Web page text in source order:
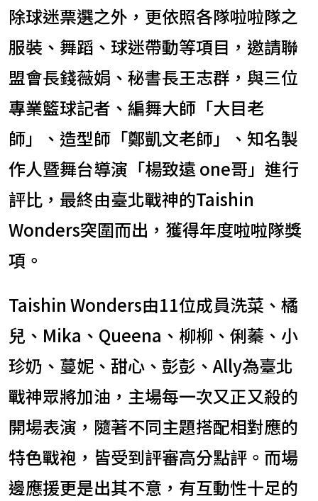
除球迷票選之外，更依照各隊啦啦隊之
服裝、舞蹈、球迷帶動等項目，邀請聯
盟會長錢薇娟、秘書長王志群，與三位
專業籃球記者、編舞大師「大目老
師」、造型師「鄭凱文老師」、知名製
作人暨舞台導演「楊致遠 one哥」進行
評比，最終由臺北戰神的Taishin
Wonders突圍而出，獲得年度啦啦隊獎
項。
Taishin Wonders由11位成員洗菜、橘
兒、Mika、Queena、柳柳、俐蓁、小
珍奶、蔓妮、甜心、彭彭、Ally為臺北
戰神眾將加油，主場每一次又正又殺的
開場表演，隨著不同主題搭配相對應的
特色戰袍，皆受到評審高分點評。而場
邊應援更是出其不意，有互動性十足的